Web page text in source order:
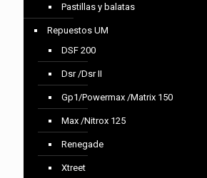
Pastillas y balatas
Repuestos UM
DSF 200
Dsr /Dsr II
Gp1/Powermax /Matrix 150
Max /Nitrox 125
Renegade
Xtreet